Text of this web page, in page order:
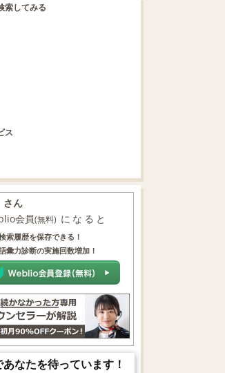
索してみる
ス
さん
会員(無料) になると
索履歴を保存できる！
彙力診断の実施回数増加！
なたを待っています！